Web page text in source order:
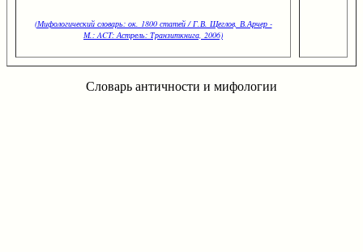
(Мифологический словарь: ок. 1800 статей / Г.В. Щеглов, В.Арчер -
М.: ACT: Астрель: Транзиткнига, 2006)
Словарь античности и мифологии